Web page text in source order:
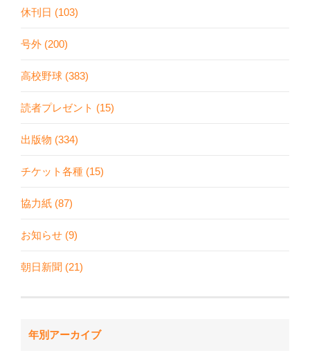
休刊日 (103)
号外 (200)
高校野球 (383)
読者プレゼント (15)
出版物 (334)
チケット各種 (15)
協力紙 (87)
お知らせ (9)
朝日新聞 (21)
年別アーカイブ